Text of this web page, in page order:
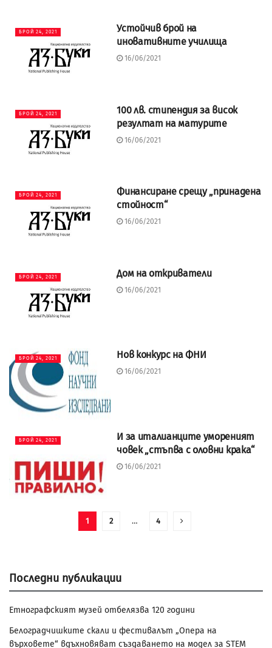
БРОЙ 24, 2021
Устойчив брой на
иновативните училища
16/06/2021
БРОЙ 24, 2021
100 лв. стипендия за висок
резултат на матурите
16/06/2021
БРОЙ 24, 2021
Финансиране срещу „принадена
стойност“
16/06/2021
БРОЙ 24, 2021 Дом на откриватели
16/06/2021
БРОЙ 24, 2021 Нов конкурс на ФНИ
16/06/2021
БРОЙ 24, 2021
И за италианците умореният
човек „стъпва с оловни крака“
16/06/2021
1 2 … 4
Последни публикации
Етнографският музей отбелязва 120 години
Белоградчишките скали и фестивалът „Опера на
върховете“ вдъхновяват създаването на модел за STEM